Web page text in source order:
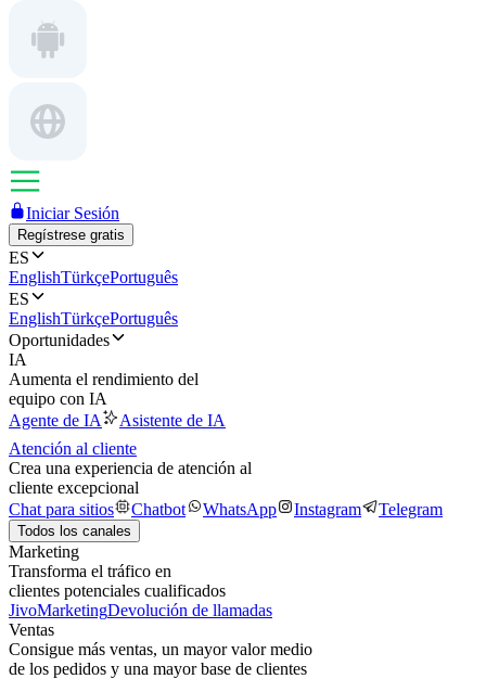
Iniciar Sesión
Regístrese gratis
ES
EnglishTürkçePortuguês
ES
EnglishTürkçePortuguês
Oportunidades
IA
Aumenta el rendimiento del
equipo con IA
Agente de IA
Asistente de IA
Atención al cliente
Crea una experiencia de atención al
cliente excepcional
Chat para sitios
Chatbot WhatsApp Instagram Telegram
Todos los canales
Marketing
Transforma el tráfico en
clientes potenciales cualificados
JivoMarketingDevolución de llamadas
Ventas
Consigue más ventas, un mayor valor medio
de los pedidos y una mayor base de clientes